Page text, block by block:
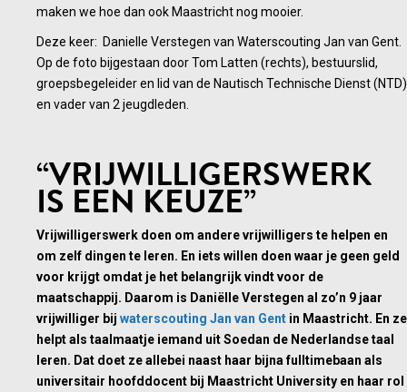
maken we hoe dan ook Maastricht nog mooier.
Deze keer: Danielle Verstegen van Waterscouting Jan van Gent.
Op de foto bijgestaan door Tom Latten (rechts), bestuurslid,
groepsbegeleider en lid van de Nautisch Technische Dienst (NTD)
en vader van 2 jeugdleden.
“VRIJWILLIGERSWERK
IS EEN KEUZE”
Vrijwilligerswerk doen om andere vrijwilligers te helpen en
om zelf dingen te leren. En iets willen doen waar je geen geld
voor krijgt omdat je het belangrijk vindt voor de
maatschappij. Daarom is Daniëlle Verstegen al zo’n 9 jaar
vrijwilliger bij waterscouting Jan van Gent in Maastricht. En ze
helpt als taalmaatje iemand uit Soedan de Nederlandse taal
leren. Dat doet ze allebei naast haar bijna fulltimebaan als
universitair hoofddocent bij Maastricht University en haar rol